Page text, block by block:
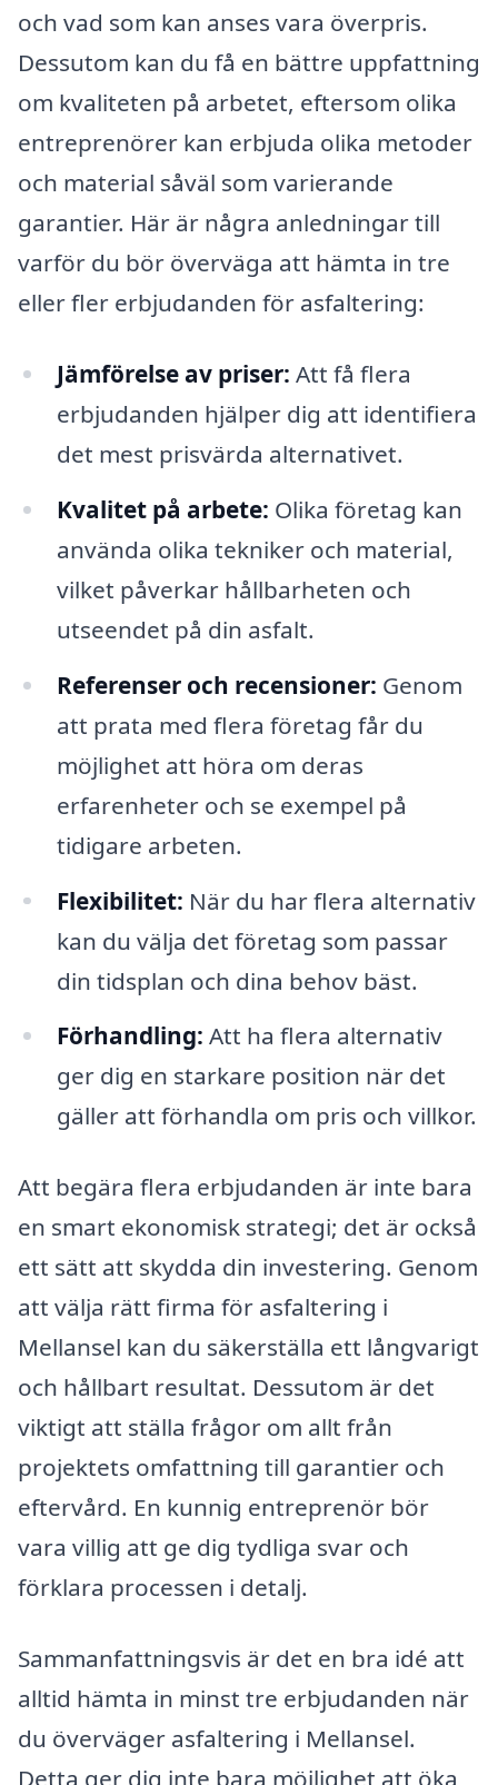
och vad som kan anses vara överpris.
Dessutom kan du få en bättre uppfattning
om kvaliteten på arbetet, eftersom olika
entreprenörer kan erbjuda olika metoder
och material såväl som varierande
garantier. Här är några anledningar till
varför du bör överväga att hämta in tre
eller fler erbjudanden för asfaltering:
Jämförelse av priser: Att få flera
erbjudanden hjälper dig att identifiera
det mest prisvärda alternativet.
Kvalitet på arbete: Olika företag kan
använda olika tekniker och material,
vilket påverkar hållbarheten och
utseendet på din asfalt.
Referenser och recensioner: Genom
att prata med flera företag får du
möjlighet att höra om deras
erfarenheter och se exempel på
tidigare arbeten.
Flexibilitet: När du har flera alternativ
kan du välja det företag som passar
din tidsplan och dina behov bäst.
Förhandling: Att ha flera alternativ
ger dig en starkare position när det
gäller att förhandla om pris och villkor.
Att begära flera erbjudanden är inte bara
en smart ekonomisk strategi; det är också
ett sätt att skydda din investering. Genom
att välja rätt firma för asfaltering i
Mellansel kan du säkerställa ett långvarigt
och hållbart resultat. Dessutom är det
viktigt att ställa frågor om allt från
projektets omfattning till garantier och
eftervård. En kunnig entreprenör bör
vara villig att ge dig tydliga svar och
förklara processen i detalj.
Sammanfattningsvis är det en bra idé att
alltid hämta in minst tre erbjudanden när
du överväger asfaltering i Mellansel.
Detta ger dig inte bara möjlighet att öka